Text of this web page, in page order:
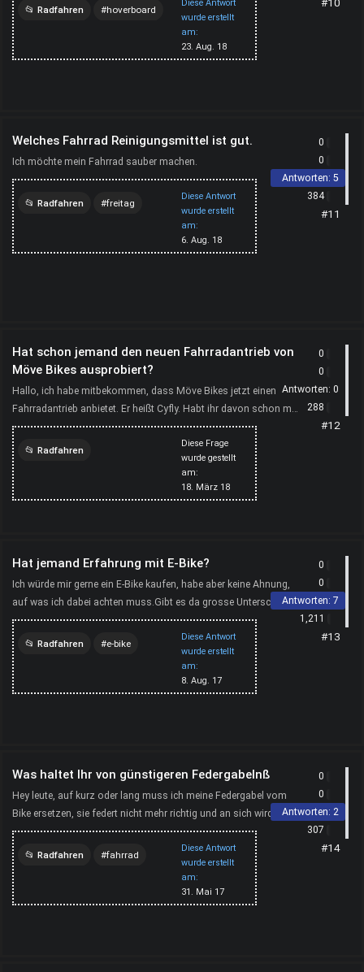
Diese Antwort
wurde erstellt
am:
23. Aug. 18
Radfahren hoverboard
preisvergleich
Welches Fahrrad Reinigungsmittel ist gut.
Ich möchte mein Fahrrad sauber machen.
Diese Antwort
wurde erstellt
am:
6. Aug. 18
Radfahren freitag
0
0
Antworten: 5
384
#11
Hat schon jemand den neuen Fahrradantrieb von
Möve Bikes ausprobiert?
Hallo, ich habe mitbekommen, dass Möve Bikes jetzt einen
Fahrradantrieb anbietet. Er heißt Cyfly. Habt ihr davon schon mal
was gehört, habt ihr das Bike selber oder seid ...
Diese Frage
wurde gestellt
am:
18. März 18
Radfahren
cyfly moeve bikes
0
0
Antworten: 0
288
#12
Hat jemand Erfahrung mit E-Bike?
Ich würde mir gerne ein E-Bike kaufen, habe aber keine Ahnung,
auf was ich dabei achten muss.Gibt es da grosse Unterschiede
Betreffend Leistung und Qualität? Lohnt es sic...
Diese Antwort
wurde erstellt
am:
8. Aug. 17
Radfahren e-bike
0
0
Antworten: 7
1,211
#13
Was haltet Ihr von günstigeren Federgabelnß
Hey leute, auf kurz oder lang muss ich meine Federgabel vom
Bike ersetzen, sie federt nicht mehr richtig und an sich wird das
fahren auch umbeqeum. Daher die Frage: Würde...
Diese Antwort
wurde erstellt
am:
31. Mai 17
Radfahren fahrrad
ersatzteile
0
0
Antworten: 2
307
#14